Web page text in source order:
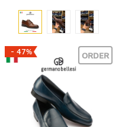
- 47% ORDER